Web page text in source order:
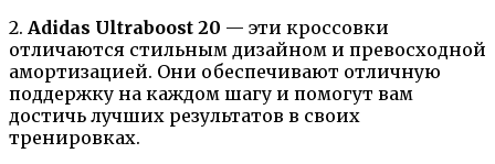
2. Adidas Ultraboost 20 — эти кроссовки
отличаются стильным дизайном и превосходной
амортизацией. Они обеспечивают отличную
поддержку на каждом шагу и помогут вам
достичь лучших результатов в своих
тренировках.